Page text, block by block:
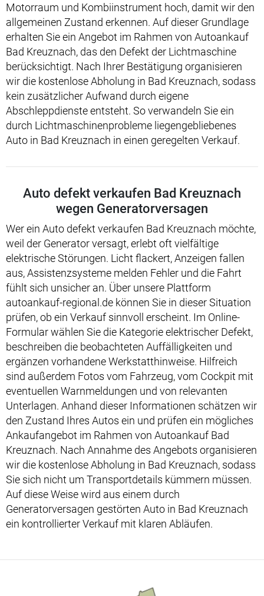
Motorraum und Kombiinstrument hoch, damit wir den
allgemeinen Zustand erkennen. Auf dieser Grundlage
erhalten Sie ein Angebot im Rahmen von Autoankauf
Bad Kreuznach, das den Defekt der Lichtmaschine
berücksichtigt. Nach Ihrer Bestätigung organisieren
wir die kostenlose Abholung in Bad Kreuznach, sodass
kein zusätzlicher Aufwand durch eigene
Abschleppdienste entsteht. So verwandeln Sie ein
durch Lichtmaschinenprobleme liegengebliebenes
Auto in Bad Kreuznach in einen geregelten Verkauf.
Auto defekt verkaufen Bad Kreuznach
wegen Generatorversagen
Wer ein Auto defekt verkaufen Bad Kreuznach möchte,
weil der Generator versagt, erlebt oft vielfältige
elektrische Störungen. Licht flackert, Anzeigen fallen
aus, Assistenzsysteme melden Fehler und die Fahrt
fühlt sich unsicher an. Über unsere Plattform
autoankauf-regional.de können Sie in dieser Situation
prüfen, ob ein Verkauf sinnvoll erscheint. Im Online-
Formular wählen Sie die Kategorie elektrischer Defekt,
beschreiben die beobachteten Auffälligkeiten und
ergänzen vorhandene Werkstatthinweise. Hilfreich
sind außerdem Fotos vom Fahrzeug, vom Cockpit mit
eventuellen Warnmeldungen und von relevanten
Unterlagen. Anhand dieser Informationen schätzen wir
den Zustand Ihres Autos ein und prüfen ein mögliches
Ankaufangebot im Rahmen von Autoankauf Bad
Kreuznach. Nach Annahme des Angebots organisieren
wir die kostenlose Abholung in Bad Kreuznach, sodass
Sie sich nicht um Transportdetails kümmern müssen.
Auf diese Weise wird aus einem durch
Generatorversagen gestörten Auto in Bad Kreuznach
ein kontrollierter Verkauf mit klaren Abläufen.